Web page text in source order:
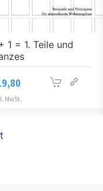
1 = 1. Teile und
MwSt.